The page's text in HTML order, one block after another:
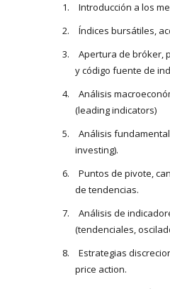
Introducción a los
Índices bursátiles,
Apertura de bróker,
y código fuente de
Análisis
(leading indicators)
Análisis
investing).
Puntos de pivote,
de tendencias.
Análisis de
(tendenciales,
Estrategias
price action.